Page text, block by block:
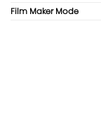
Film Maker Mode